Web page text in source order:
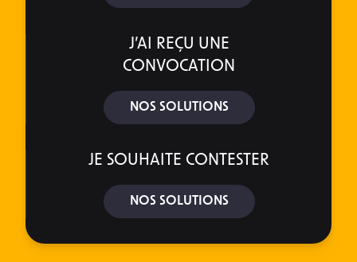
J’AI REÇU UNE
CONVOCATION
NOS SOLUTIONS
JE SOUHAITE CONTESTER
NOS SOLUTIONS